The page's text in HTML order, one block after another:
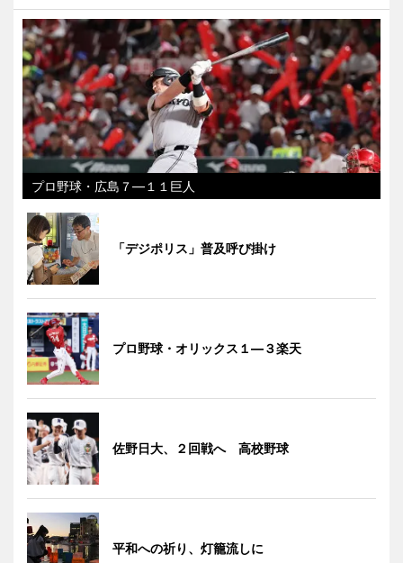
プロ野球・広島７―１１巨人
「デジポリス」普及呼び掛け
プロ野球・オリックス１―３楽天
佐野日大、２回戦へ 高校野球
平和への祈り、灯籠流しに